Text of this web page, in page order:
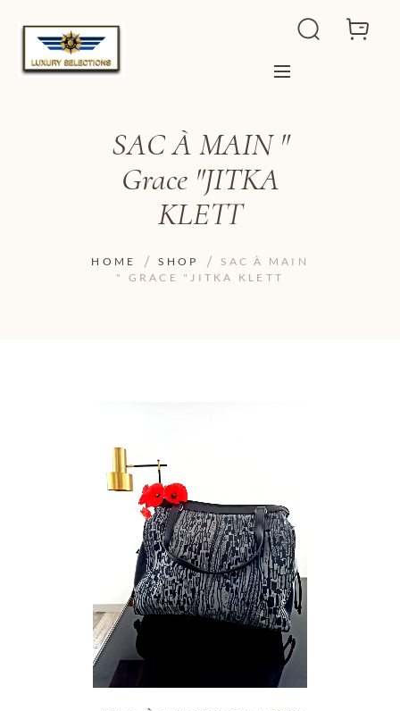
SAC À MAIN "
Grace "JITKA
KLETT
HOME SHOP
SAC À MAIN
" GRACE "JITKA KLETT